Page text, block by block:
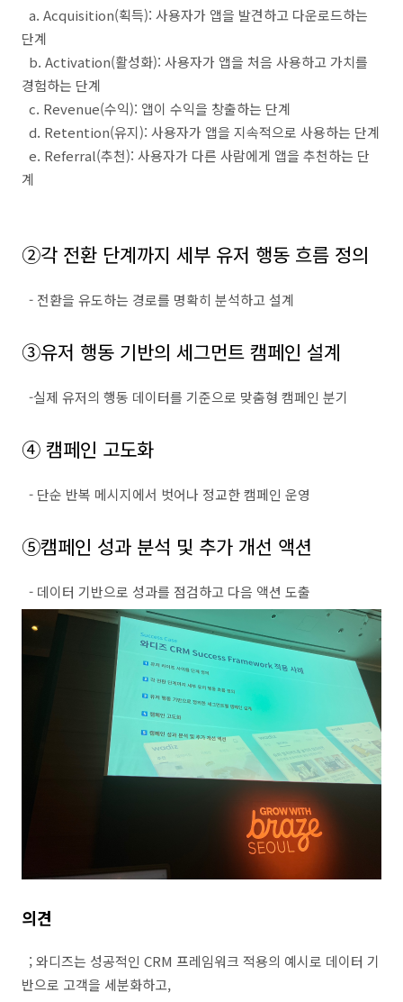
a. Acquisition(획득): 사용자가 앱을 발견하고 다운로드하는
단계
b. Activation(활성화): 사용자가 앱을 처음 사용하고 가치를
경험하는 단계
c. Revenue(수익): 앱이 수익을 창출하는 단계
d. Retention(유지): 사용자가 앱을 지속적으로 사용하는 단계
e. Referral(추천): 사용자가 다른 사람에게 앱을 추천하는 단
계
②각 전환 단계까지 세부 유저 행동 흐름 정의
- 전환을 유도하는 경로를 명확히 분석하고 설계
③유저 행동 기반의 세그먼트 캠페인 설계
-실제 유저의 행동 데이터를 기준으로 맞춤형 캠페인 분기
④ 캠페인 고도화
- 단순 반복 메시지에서 벗어나 정교한 캠페인 운영
⑤캠페인 성과 분석 및 추가 개선 액션
- 데이터 기반으로 성과를 점검하고 다음 액션 도출
의견
;와디즈는 성공적인 CRM 프레임워크 적용의 예시로 데이터 기
반으로 고객을 세분화하고,